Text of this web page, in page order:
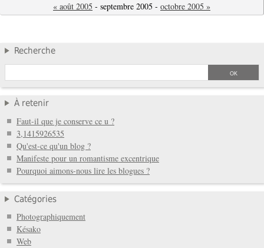
« août 2005 - septembre 2005 - octobre 2005 »
Recherche
À retenir
Faut-il que je conserve ce u ?
3,1415926535
Qu'est-ce qu'un blog ?
Manifeste pour un romantisme excentrique
Pourquoi aimons-nous lire les blogues ?
Catégories
Photographiquement
Késako
Web